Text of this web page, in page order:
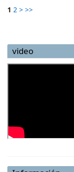
1 2 > >>
video